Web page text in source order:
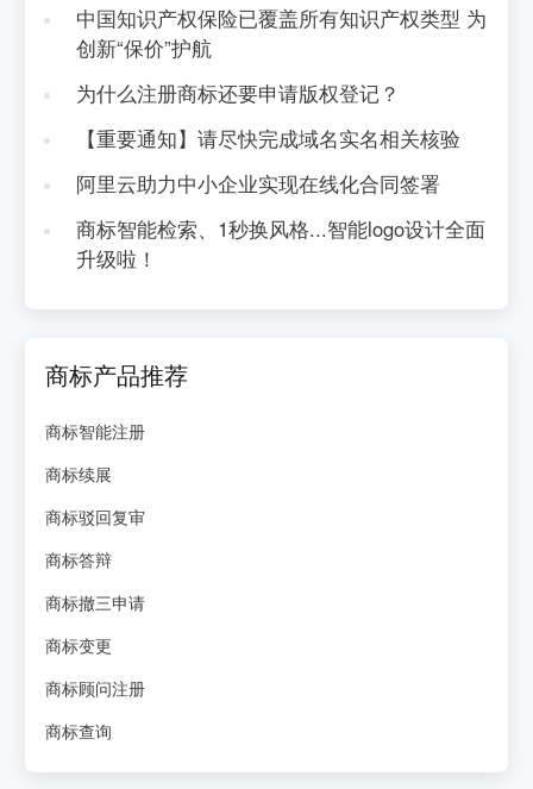
中国知识产权保险已覆盖所有知识产权类型 为
创新“保价”护航
为什么注册商标还要申请版权登记？
【重要通知】请尽快完成域名实名相关核验
阿里云助力中小企业实现在线化合同签署
商标智能检索、1秒换风格...智能logo设计全面
升级啦！
商标产品推荐
商标智能注册
商标续展
商标驳回复审
商标答辩
商标撤三申请
商标变更
商标顾问注册
商标查询